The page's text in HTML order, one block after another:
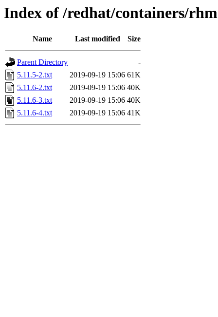
Index of /redhat/containers/
Name Last modified Size
Parent Directory
-
5.11.5-2.txt
2019-09-19 15:06 61K
5.11.6-2.txt
2019-09-19 15:06 40K
5.11.6-3.txt
2019-09-19 15:06 40K
5.11.6-4.txt
2019-09-19 15:06 41K